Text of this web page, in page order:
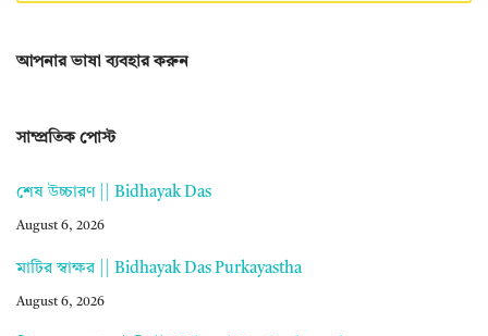
আপনার ভাষা ব্যবহার করুন
সাম্প্রতিক পোস্ট
শেষ উচ্চারণ || Bidhayak Das
August 6, 2026
মাটির স্বাক্ষর || Bidhayak Das Purkayastha
August 6, 2026